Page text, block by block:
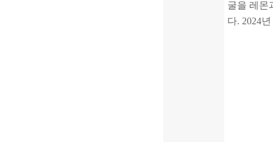
굴을 레몬
다. 2024